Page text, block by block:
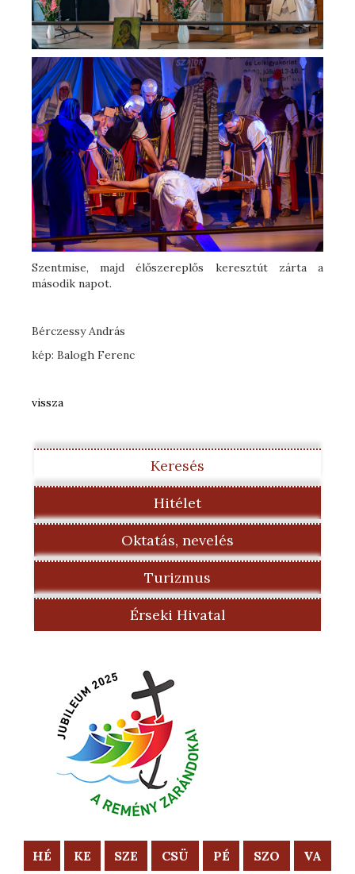
Szentmise, majd élőszereplős keresztút zárta a
második napot.
Bérczessy András
kép: Balogh Ferenc
vissza
Keresés
Hitélet
Oktatás, nevelés
Turizmus
Érseki Hivatal
HÉ KE SZE CSÜ PÉ SZO VA